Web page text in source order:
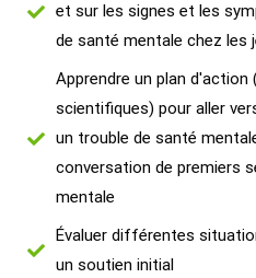
et sur les signes et les
de santé mentale chez les
Apprendre un plan
scientifiques) pour aller
un trouble de santé
conversation de premiers
mentale
Évaluer différentes
un soutien initial